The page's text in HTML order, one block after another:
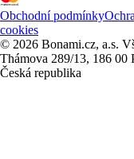
Obchodní podmínky
cookies
© 2026 Bonami.cz, a.s.
Thámova 289/13, 186 00
Česká republika